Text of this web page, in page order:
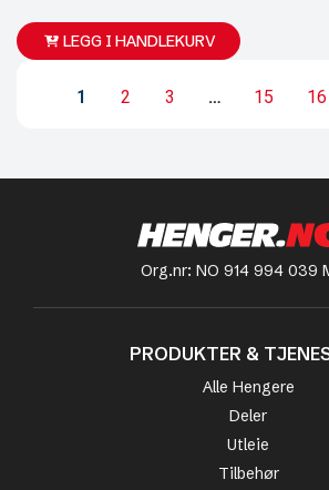
LEGG I HANDLEKURV
1 2 3 … 15 16
Org.nr: NO 914 994 039
PRODUKTER &
Alle Hengere
Deler
Utleie
Tilbehør